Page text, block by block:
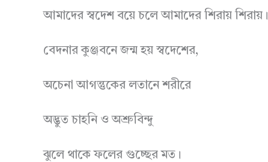
আমাদের স্বদেশ বয়ে চলে আমাদের শিরায় শিরায়।
বেদনার কুঞ্জবনে জন্ম হয় স্বদেশের,
অচেনা আগন্তুকের লতানে শরীরে
অদ্ভুত চাহনি ও অশ্রুবিন্দু
ঝুলে থাকে ফলের গুচ্ছের মত।